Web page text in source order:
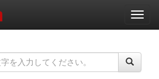
ナ
ビ
ー
ョ